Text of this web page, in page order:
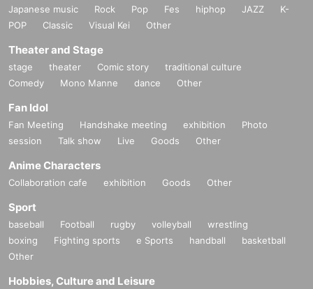
Japanese music Rock Pop Fes hiphop JAZZ
K-
POP
Classic Visual Kei Other
Theater and Stage
stage theater Comic story
traditional culture
Comedy
Mono Manne dance Other
Fan Idol
Fan Meeting Handshake meeting exhibition
Photo
session
Talk show Live Goods Other
Anime Characters
Collaboration cafe exhibition Goods Other
Sport
baseball Football rugby volleyball
wrestling
boxing
Fighting sports e Sports handball
basketball
Other
Hobbies, Culture and Leisure